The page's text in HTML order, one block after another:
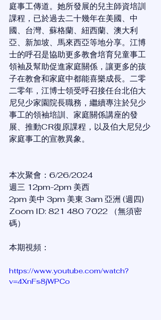
庭事工傳道。她所發展的兒主師資培訓
課程，已於過去二十幾年在美國、中
國、台灣、蘇格蘭、紐西蘭、澳大利
亞、新加坡、馬來西亞等地分享。江博
士的呼召是協助更多教會培育兒童事工
領袖及幫助促進家庭關係，讓更多的孩
子在教會和家庭中都能喜樂成長。二零
二零年，江博士領受呼召接任台北伯大
尼兒少家園院長職務，繼續專注於兒少
事工的領袖培訓、家庭關係講座的發
展、推動CR復原課程，以及伯大尼兒少
家庭事工的宣教異象。
本次聚會：6/26/2024
週三 12pm-2pm 美西
2pm 美中 3pm 美東 3am 亞洲 (週四)
Zoom ID: 821 480 7022 （無須密
碼）
本期視頻：
https://www.youtube.com/watch?
v=4XnFs8jWPCo